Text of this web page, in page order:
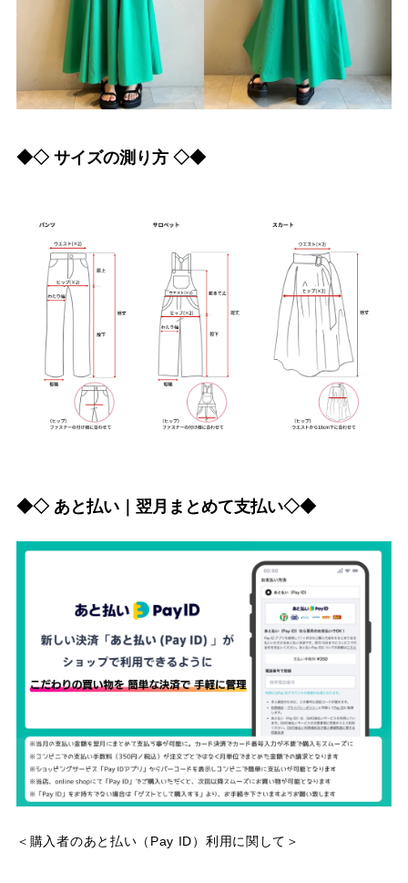
◆◇ サイズの測り方 ◇◆
◆◇ あと払い｜翌月まとめて支払い◇◆
＜購入者のあと払い（Pay ID）利用に関して＞